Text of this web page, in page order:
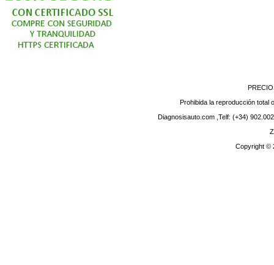
Prohibida la reproducción total
Diagnosisauto.com ,Telf: (+34)
Copyright ©